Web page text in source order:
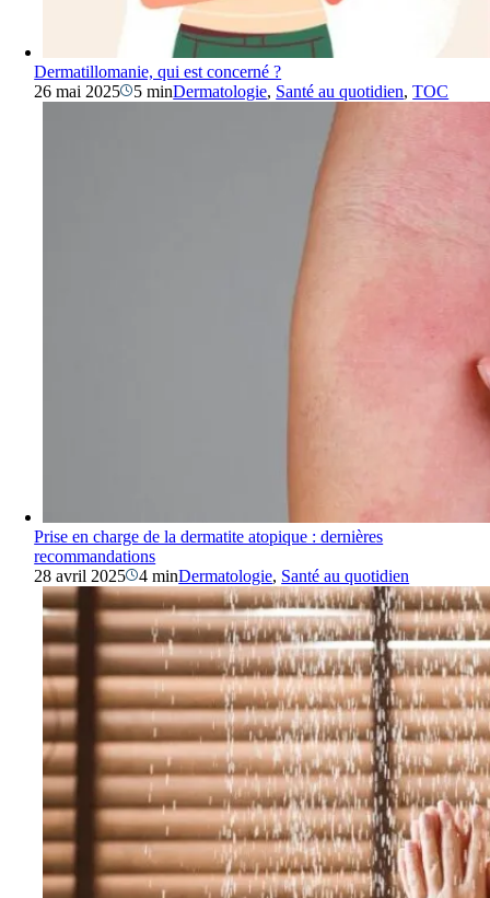
Dermatillomanie, qui est concerné ?
26 mai 2025
5 minDermatologie, Santé au quotidien,TOC
Prise en charge de la dermatite atopique : dernières
recommandations
28 avril 2025
4 minDermatologie, Santé au quotidien